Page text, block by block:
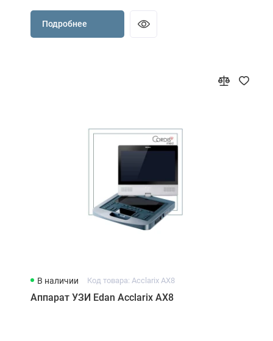
Подробнее
В наличии Код товара: Acclarix AX8
Аппарат УЗИ Edan Acclarix AX8